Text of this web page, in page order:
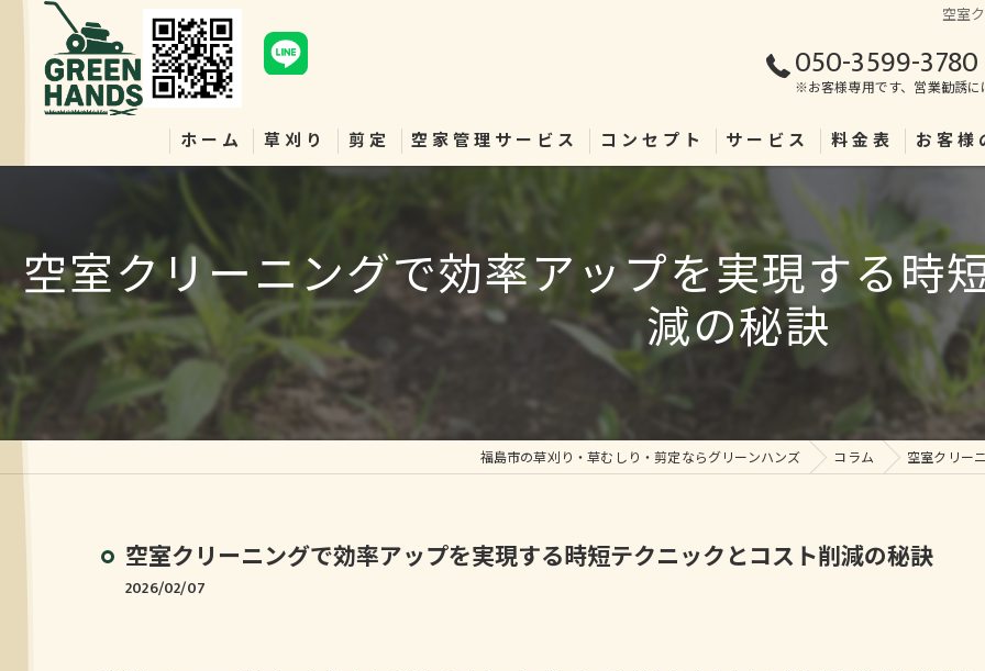
空室
050-3599-3780
※お客様専用です、営業勧誘
ホーム 草刈り 剪定 空家管理サービス コンセプト サービス 料金表 お客様
空室クリーニングで効率アップを実現する時
減の秘訣
福島市の草刈り・草むしり・剪定ならグリーンハンズ コラム 空室クリー
空室クリーニングで効率アップを実現する時短テクニックとコスト削減の秘訣
2026/02/07